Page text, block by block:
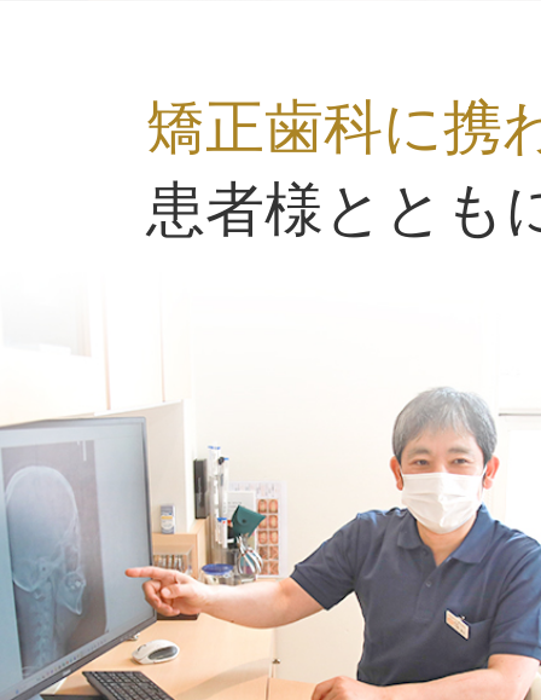
矯正歯科に携
患者様ととも